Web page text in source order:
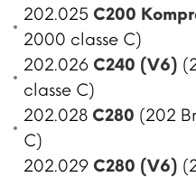
202.025 C200
2000 classe C)
202.026 C240 (V6)
classe C)
202.028 C280 (202
C)
202.029 C280 (V6)